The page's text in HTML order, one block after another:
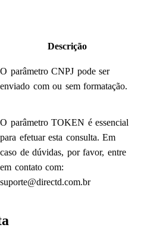
Descrição
O parâmetro CNPJ pode ser
enviado com ou sem formatação.
O parâmetro TOKEN é essencial
para efetuar esta consulta. Em
caso de dúvidas, por favor, entre
em contato com:
suporte@directd.com.br